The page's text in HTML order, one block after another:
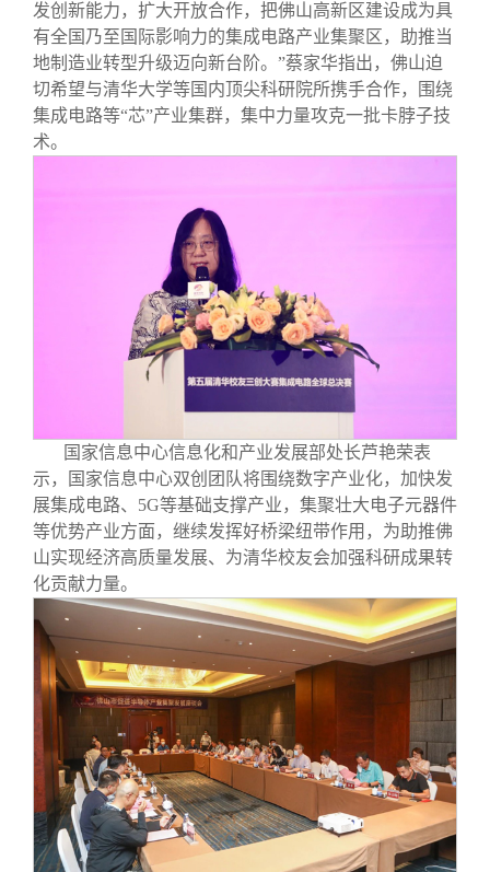
发创新能力，扩大开放合作，把佛山高新区建设成为具
有全国乃至国际影响力的集成电路产业集聚区，助推当
地制造业转型升级迈向新台阶。”蔡家华指出，佛山迫
切希望与清华大学等国内顶尖科研院所携手合作，围绕
集成电路等“芯”产业集群，集中力量攻克一批卡脖子技
术。
国家信息中心信息化和产业发展部处长芦艳荣表
示，国家信息中心双创团队将围绕数字产业化，加快发
展集成电路、5G等基础支撑产业，集聚壮大电子元器件
等优势产业方面，继续发挥好桥梁纽带作用，为助推佛
山实现经济高质量发展、为清华校友会加强科研成果转
化贡献力量。